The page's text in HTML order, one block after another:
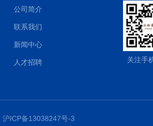
公司简介
联系我们
新闻中心
人才招聘 关注手
沪ICP备13038247号-3